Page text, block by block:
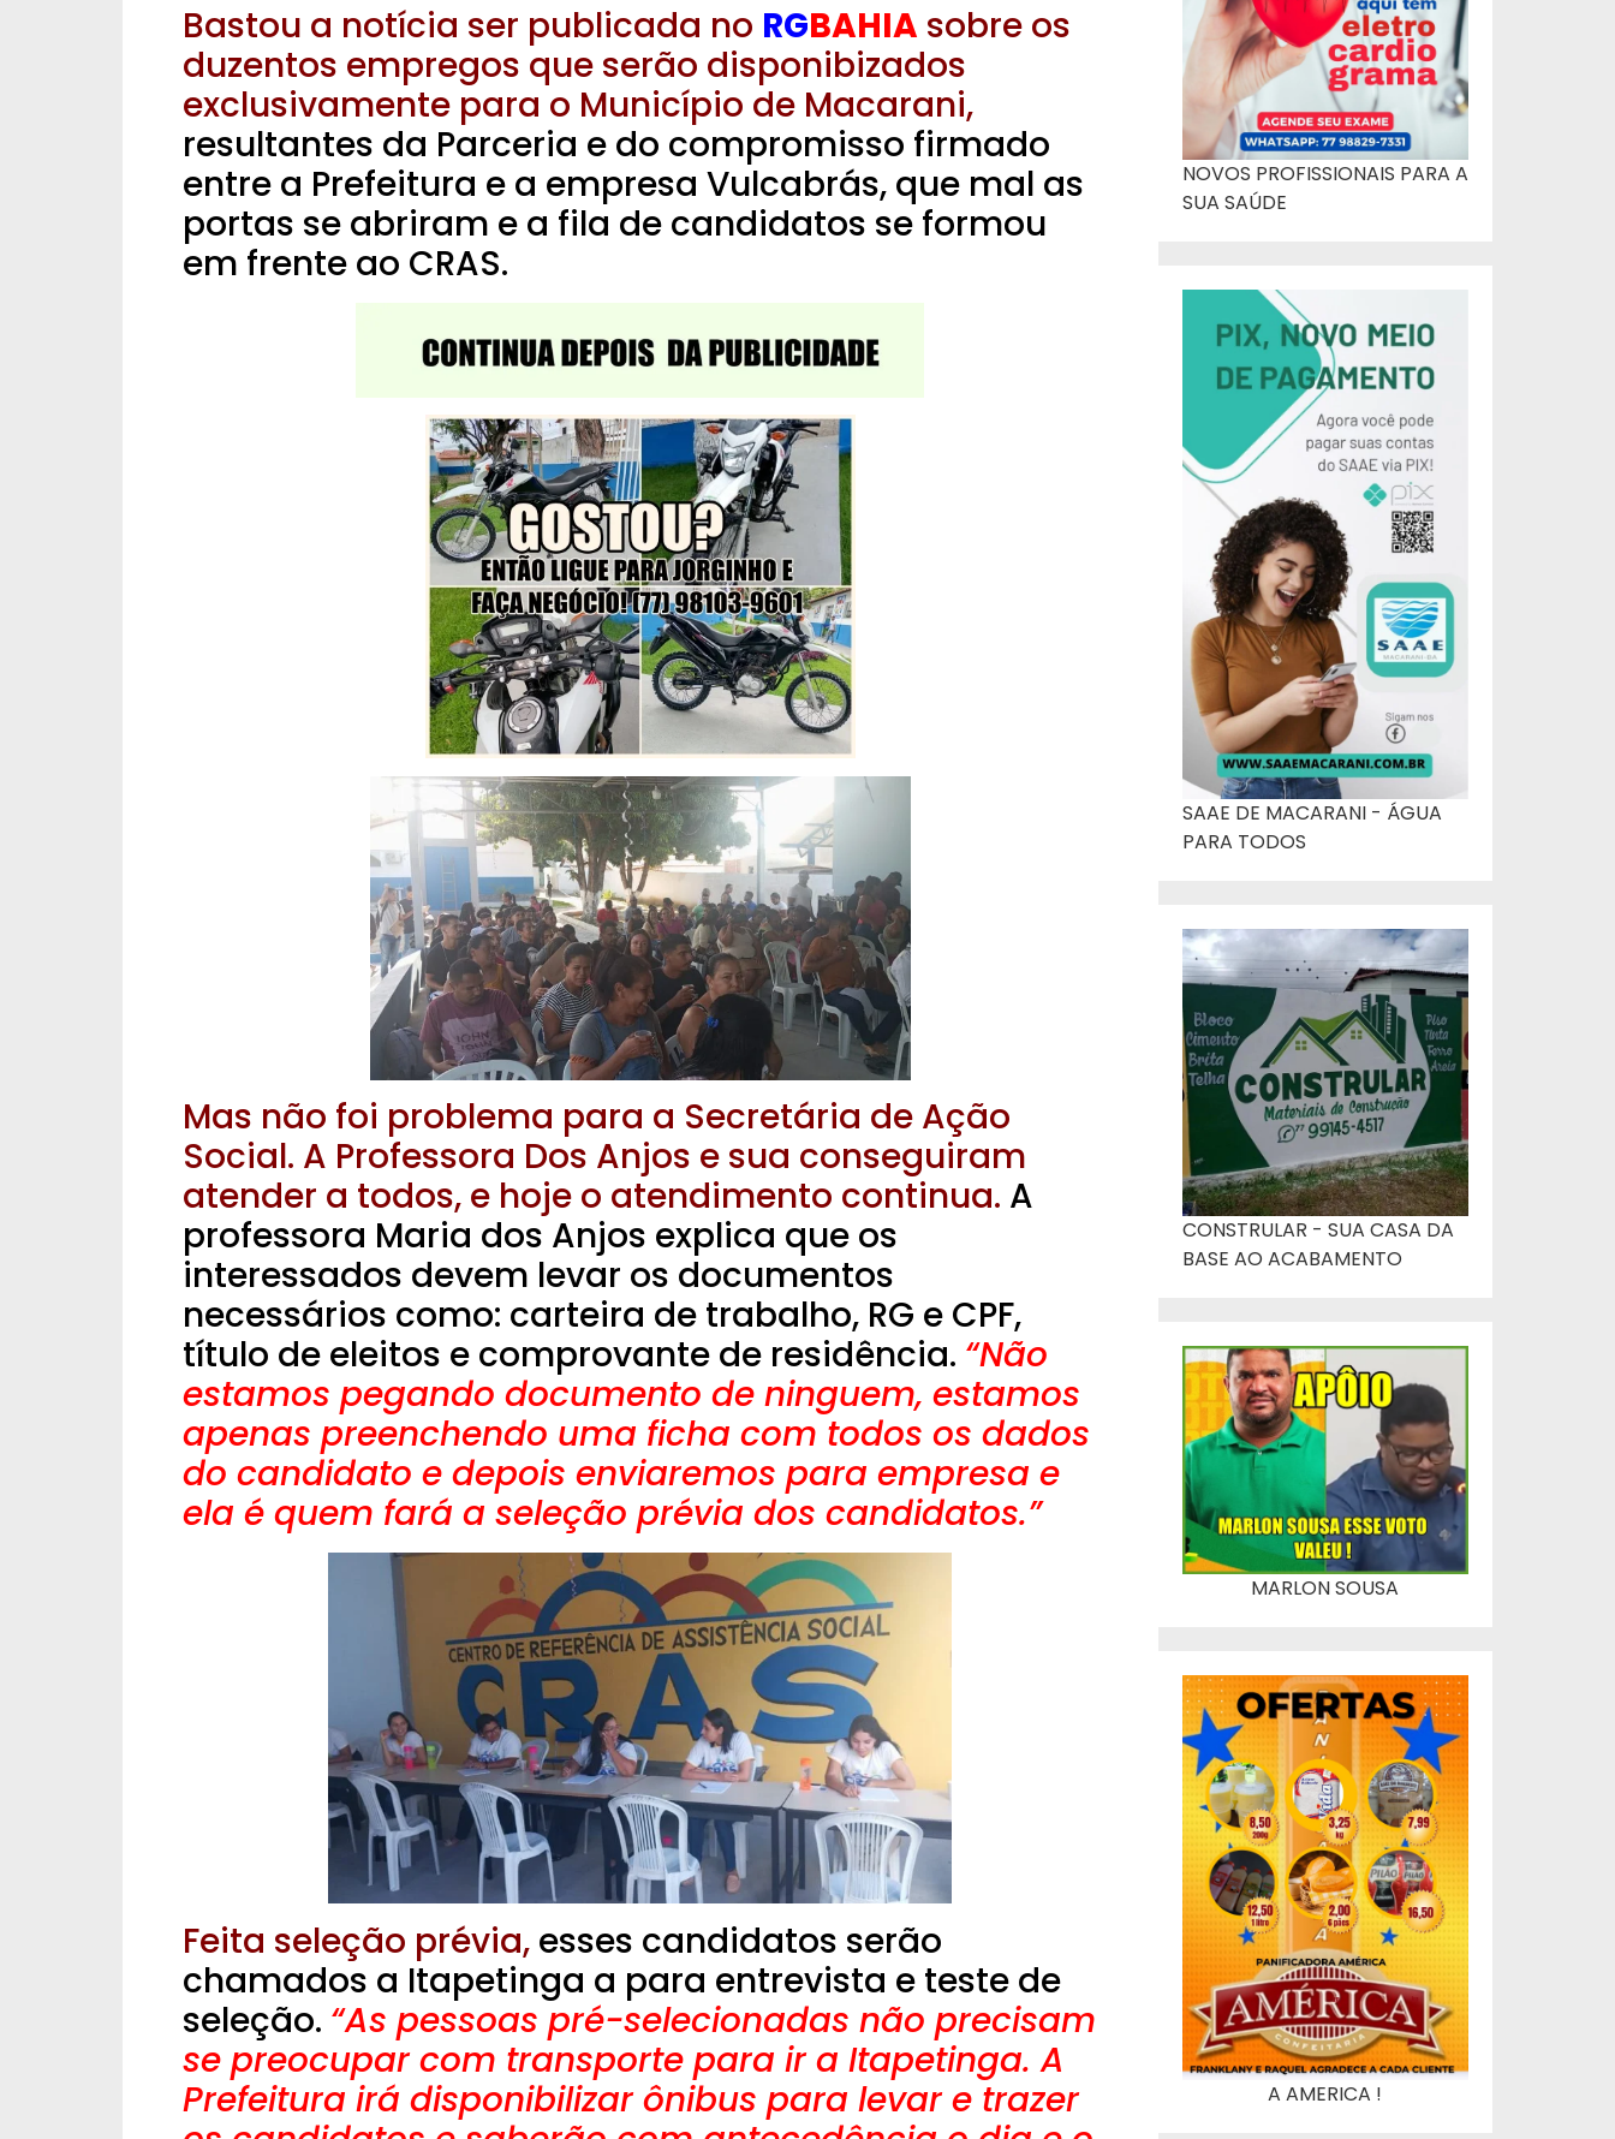
Bastou a notícia ser publicada no RGBAHIA sobre os
duzentos empregos que serão disponibizados
exclusivamente para o Município de Macarani,
resultantes da Parceria e do compromisso firmado
entre a Prefeitura e a empresa Vulcabrás, que mal as
portas se abriram e a fila de candidatos se formou
em frente ao CRAS.
Mas não foi problema para a Secretária de Ação
Social. A Professora Dos Anjos e sua conseguiram
atender a todos, e hoje o atendimento continua. A
professora Maria dos Anjos explica que os
interessados devem levar os documentos
necessários como: carteira de trabalho, RG e CPF,
título de eleitos e comprovante de residência. “Não
estamos pegando documento de ninguem, estamos
apenas preenchendo uma ficha com todos os dados
do candidato e depois enviaremos para empresa e
ela é quem fará a seleção prévia dos candidatos.”
Feita seleção prévia, esses candidatos serão
chamados a Itapetinga a para entrevista e teste de
seleção. “As pessoas pré-selecionadas não precisam
se preocupar com transporte para ir a Itapetinga. A
Prefeitura irá disponibilizar ônibus para levar e trazer
NOVOS PROFISSIONAIS PARA A
SUA SAÚDE
SAAE DE MACARANI - ÁGUA
PARA TODOS
CONSTRULAR - SUA CASA DA
BASE AO ACABAMENTO
MARLON SOUSA
A AMERICA !